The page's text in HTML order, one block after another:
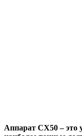
Аппарат CX50 – это